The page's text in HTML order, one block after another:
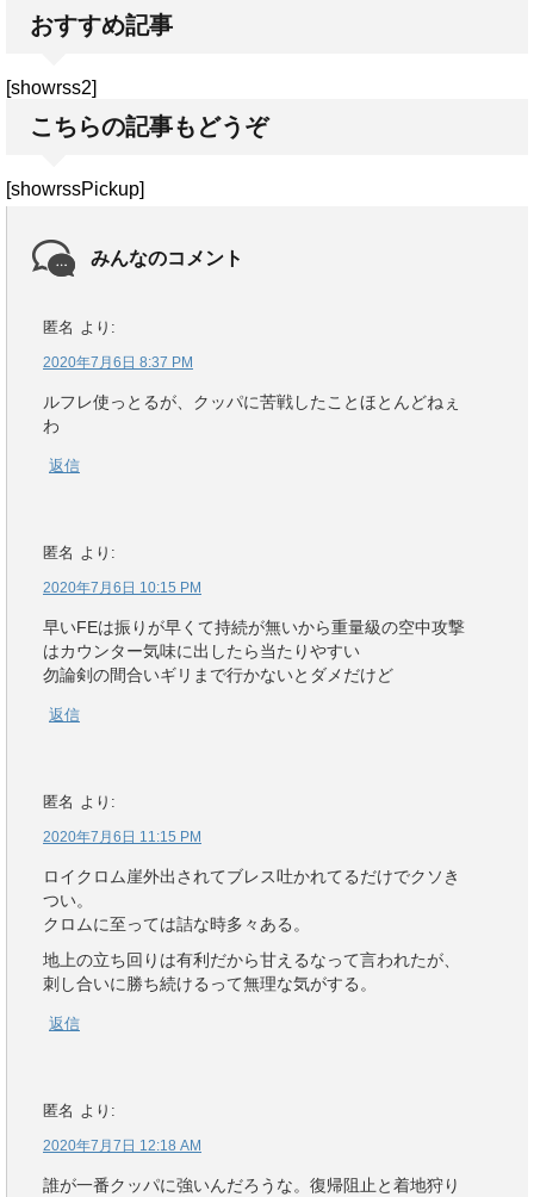
おすすめ記事
[showrss2]
こちらの記事もどうぞ
[showrssPickup]
みんなのコメント
匿名 より:
2020年7月6日 8:37 PM
ルフレ使っとるが、クッパに苦戦したことほとんどねぇ
わ
返信
匿名 より:
2020年7月6日 10:15 PM
早いFEは振りが早くて持続が無いから重量級の空中攻撃
はカウンター気味に出したら当たりやすい
勿論剣の間合いギリまで行かないとダメだけど
返信
匿名 より:
2020年7月6日 11:15 PM
ロイクロム崖外出されてブレス吐かれてるだけでクソき
つい。
クロムに至っては詰な時多々ある。
地上の立ち回りは有利だから甘えるなって言われたが、
刺し合いに勝ち続けるって無理な気がする。
返信
匿名 より:
2020年7月7日 12:18 AM
誰が一番クッパに強いんだろうな。復帰阻止と着地狩り